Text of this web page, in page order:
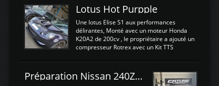
légere découpe du plastique inferieur,
negénant en rien la structure ou le
fonctionnement du fond plat. Une
reprogrammation Stage 2 est faite sur le
calculateur d'origine. Une alternative
économique au passage sur Hondata
d'origine 310cv et 400Nn , Une fois
reprogrammé et les ...
Lotus Hot Purpple
Une lotus Elise S1 aux performances
délirantes, Monté avec un moteur Honda
K20A2 de 200cv , le propriétaire a ajouté un
compresseur Rotrex avec un Kit TTS
d'augmenter la puissance de son moteur:
un watercooler a été ajouté. 300Cv sans
Préparation Nissan 240Z SR20DET